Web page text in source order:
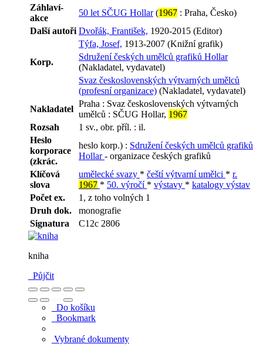
Záhlaví-
akce
50 let SČUG Hollar(1967 : Praha, Česko)
Další autoři Dvořák, František, 1920-2015 (Editor)
Týfa, Josef, 1913-2007 (Knižní grafik)
Korp.
Sdružení českých umělců grafiků Hollar
(Nakladatel, vydavatel)
Svaz československých výtvarných umělců
(profesní organizace) (Nakladatel, vydavatel)
Nakladatel
Praha : Svaz československých výtvarných
umělců : SČUG Hollar, 1967
Rozsah
1 sv., obr. příl. : il.
Heslo
korporace
(zkrác.
heslo korp.) : Sdružení českých umělců grafiků
Hollar- organizace českých grafiků
Klíčová
slova
umělecké svazy * čeští výtvarní umělci * r.
1967 * 50. výročí * výstavy * katalogy výstav
Počet ex.
1, z toho volných 1
Druh dok.
monografie
Signatura
C12c 2806
kniha
Půjčit
Do košíku
Bookmark
Vybrané dokumenty